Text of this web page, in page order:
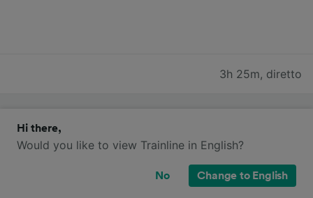
3h 25m, diretto
Hi there,
Would you like to view Trainline in English?
No Change to English